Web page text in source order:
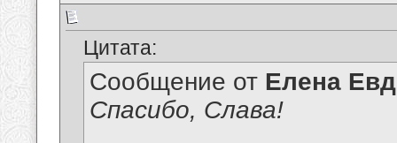
Цитата:
Сообщение от Елена
Спасибо, Слава!